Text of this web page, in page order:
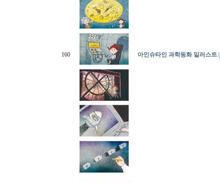
160 아인슈타인 과학동화 일러스트